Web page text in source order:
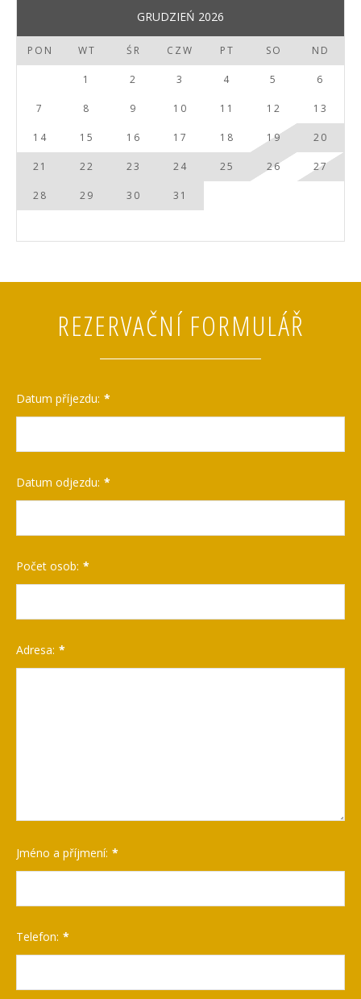
GRUDZIEŃ 2026
PON WT ŚR CZW PT SO ND
1 2 3 4 5 6
7 8 9 10 11 12 13
14 15 16 17 18 19 20
21 22 23 24 25 26 27
28 29 30 31
REZERVAČNÍ FORMULÁŘ
Datum příjezdu:
Datum odjezdu:
Počet osob:
Adresa:
Jméno a příjmení:
Telefon: